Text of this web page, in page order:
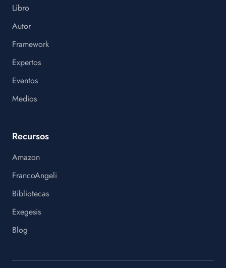
Libro
Autor
Framework
Expertos
Eventos
Medios
Recursos
Amazon
FrancoAngeli
Bibliotecas
Exegesis
Blog